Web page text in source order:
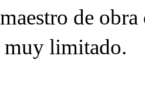
de
muy limitado.